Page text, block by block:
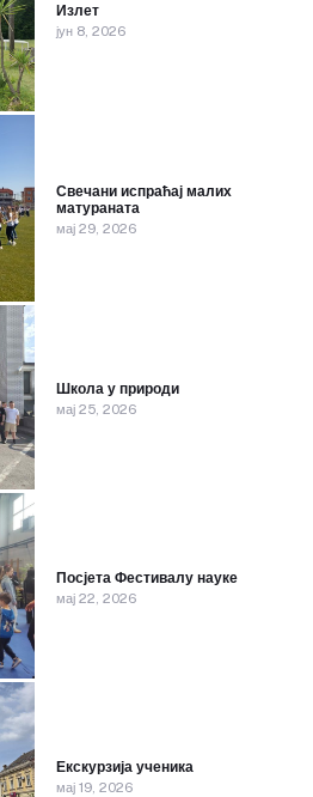
Излет
јун 8, 2026
Свечани испраћај малих
матураната
мај 29, 2026
Школа у природи
мај 25, 2026
Посјета Фестивалу науке
мај 22, 2026
Екскурзија ученика
мај 19, 2026